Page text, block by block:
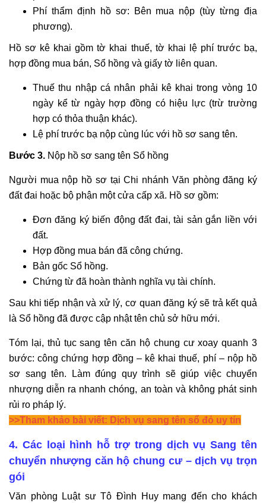
Phí thẩm định hồ sơ: Bên mua nộp (tùy từng địa
phương).
Hồ sơ kê khai gồm tờ khai thuế, tờ khai lệ phí trước bạ,
hợp đồng mua bán, Sổ hồng và giấy tờ liên quan.
Thuế thu nhập cá nhân phải kê khai trong vòng 10
ngày kể từ ngày hợp đồng có hiệu lực (trừ trường
hợp có thỏa thuận khác).
Lệ phí trước bạ nộp cùng lúc với hồ sơ sang tên.
Bước 3. Nộp hồ sơ sang tên Sổ hồng
Người mua nộp hồ sơ tại Chi nhánh Văn phòng đăng ký
đất đai hoặc bộ phận một cửa cấp xã. Hồ sơ gồm:
Đơn đăng ký biến động đất đai, tài sản gắn liền với
đất.
Hợp đồng mua bán đã công chứng.
Bản gốc Sổ hồng.
Chứng từ đã hoàn thành nghĩa vụ tài chính.
Sau khi tiếp nhận và xử lý, cơ quan đăng ký sẽ trả kết quả
là Sổ hồng đã được cập nhật tên chủ sở hữu mới.
Tóm lại, thủ tục sang tên căn hộ chung cư xoay quanh 3
bước: công chứng hợp đồng – kê khai thuế, phí – nộp hồ
sơ sang tên. Làm đúng quy trình sẽ giúp việc chuyển
nhượng diễn ra nhanh chóng, an toàn và không phát sinh
rủi ro pháp lý.
>>Tham khảo bài viết: Dịch vụ sang tên sổ đỏ uy tín
4. Các loại hình hỗ trợ trong dịch vụ Sang tên
chuyển nhượng căn hộ chung cư – dịch vụ trọn
gói
Văn phòng Luật sư Tô Đình Huy mang đến cho khách